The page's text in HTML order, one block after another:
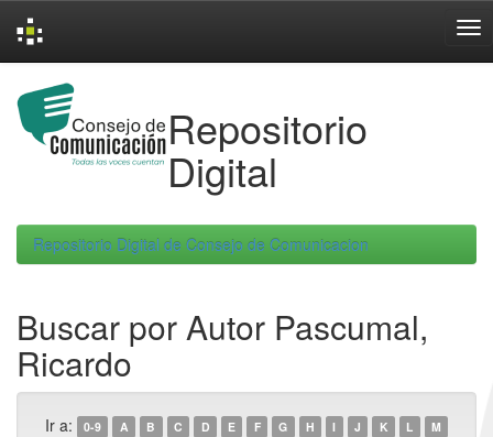
navigation
Repositorio
Digital
Repositorio Digital de Consejo de Comunicacion
Buscar por Autor Pascumal,
Ricardo
Ir a: 0-9 A B C D E F G H I J K L
M